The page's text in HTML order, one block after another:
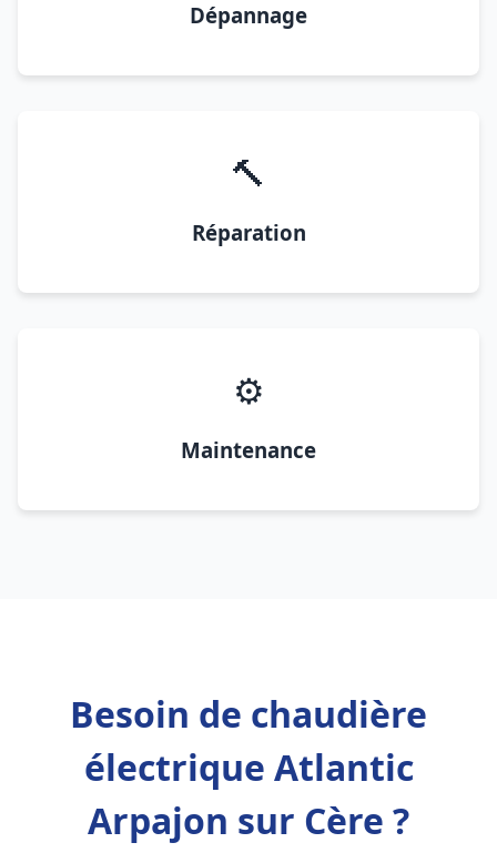
Dépannage
🔨
Réparation
⚙️
Maintenance
Besoin de chaudière
électrique Atlantic
Arpajon sur Cère ?